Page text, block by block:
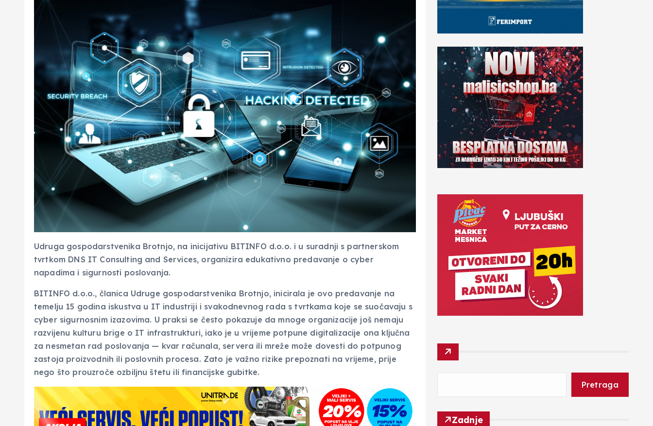
Udruga gospodarstvenika Brotnjo, na inicijativu BITINFO d.o.o. i u suradnji s partnerskom
tvrtkom DNS IT Consulting and Services, organizira edukativno predavanje o cyber
napadima i sigurnosti poslovanja.
BITINFO d.o.o., članica Udruge gospodarstvenika Brotnjo, inicirala je ovo predavanje na
temelju 15 godina iskustva u IT industriji i svakodnevnog rada s tvrtkama koje se suočavaju s
cyber sigurnosnim izazovima. U praksi se često pokazuje da mnoge organizacije još nemaju
razvijenu kulturu brige o IT infrastrukturi, iako je u vrijeme potpune digitalizacije ona ključna
za nesmetan rad poslovanja — kvar računala, servera ili mreže može dovesti do potpunog
zastoja proizvodnih ili poslovnih procesa. Zato je važno rizike prepoznati na vrijeme, prije
nego što prouzroče ozbiljnu štetu ili financijske gubitke.
Pretraga
Zadnje